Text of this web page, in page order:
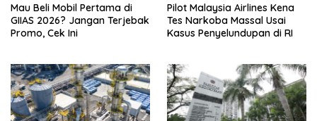
Mau Beli Mobil Pertama di
GIIAS 2026? Jangan Terjebak
Promo, Cek Ini
Pilot Malaysia Airlines Kena
Tes Narkoba Massal Usai
Kasus Penyelundupan di RI